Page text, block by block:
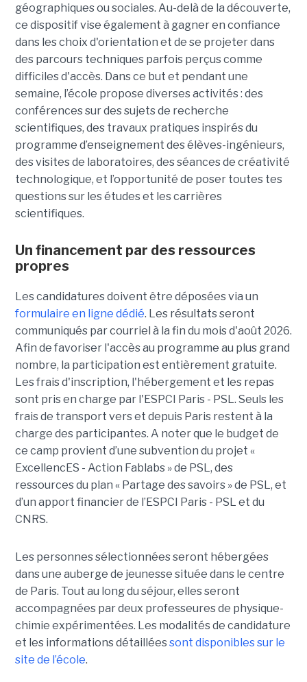
géographiques ou sociales. Au-delà de la découverte,
ce dispositif vise également à gagner en confiance
dans les choix d'orientation et de se projeter dans
des parcours techniques parfois perçus comme
difficiles d'accès. Dans ce but et pendant une
semaine, l’école propose diverses activités : des
conférences sur des sujets de recherche
scientifiques, des travaux pratiques inspirés du
programme d’enseignement des élèves-ingénieurs,
des visites de laboratoires, des séances de créativité
technologique, et l’opportunité de poser toutes tes
questions sur les études et les carrières
scientifiques.
Un financement par des ressources
propres
Les candidatures doivent être déposées via un
formulaire en ligne dédié. Les résultats seront
communiqués par courriel à la fin du mois d'août 2026.
Afin de favoriser l'accès au programme au plus grand
nombre, la participation est entièrement gratuite.
Les frais d'inscription, l'hébergement et les repas
sont pris en charge par l'ESPCI Paris - PSL. Seuls les
frais de transport vers et depuis Paris restent à la
charge des participantes. A noter que le budget de
ce camp provient d’une subvention du projet «
ExcellencES - Action Fablabs » de PSL, des
ressources du plan « Partage des savoirs » de PSL, et
d’un apport financier de l’ESPCI Paris - PSL et du
CNRS.
Les personnes sélectionnées seront hébergées
dans une auberge de jeunesse située dans le centre
de Paris. Tout au long du séjour, elles seront
accompagnées par deux professeures de physique-
chimie expérimentées. Les modalités de candidature
et les informations détailléessont disponibles sur le
site de l’école.